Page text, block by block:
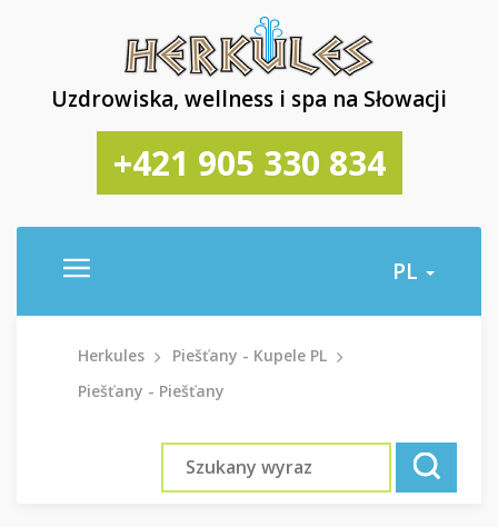
Uzdrowiska, wellness i spa na Słowacji
+421 905 330 834
PL
Herkules
Piešťany - Kupele PL
Piešťany - Piešťany